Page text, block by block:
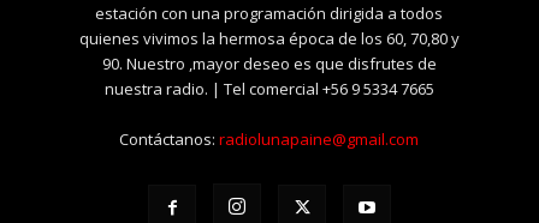
estación con una programación dirigida a todos
quienes vivimos la hermosa época de los 60, 70,80 y
90. Nuestro ,mayor deseo es que disfrutes de
nuestra radio. | Tel comercial +56 9 5334 7665
Contáctanos:radiolunapaine@gmail.com